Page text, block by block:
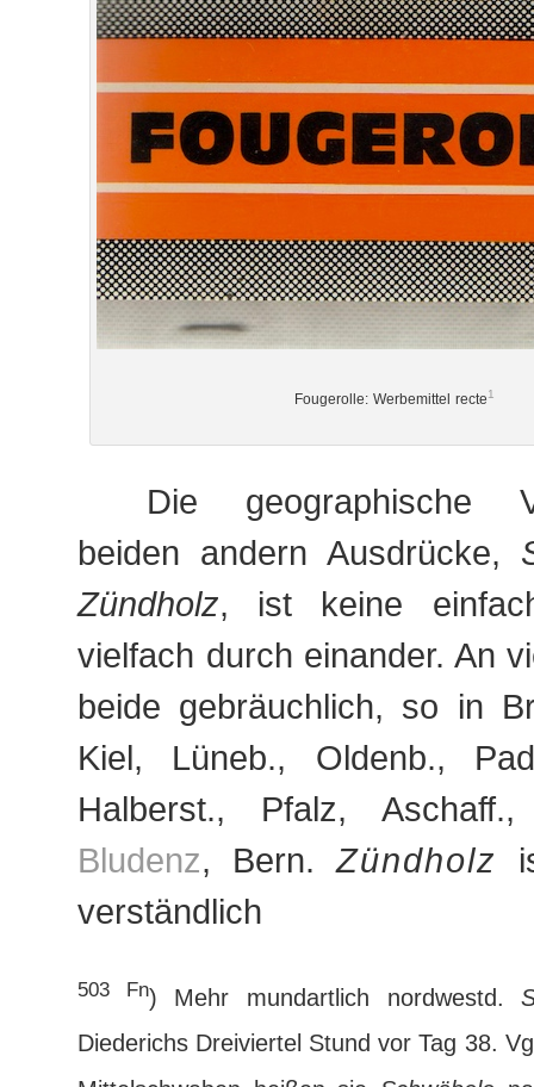
Fougerolle: Werbemittel recte1
Die geographische
beiden andern Ausdrücke,
Zündholz, ist keine
vielfach durch einander. An
beide gebräuchlich, so in
Kiel, Lüneb., Oldenb.,
Halberst., Pfalz,
Bludenz, Bern. Zündholz
verständlich
503 Fn) Mehr mundartlich nordwestd.
Diederichs Dreiviertel Stund vor Tag 38.